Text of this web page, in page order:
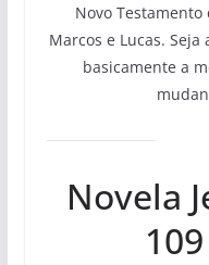
Novo
Marcos e Lucas.
basicamente a
Novela